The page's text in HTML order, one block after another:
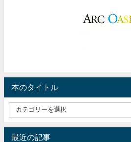
本のタイトル
最近の記事